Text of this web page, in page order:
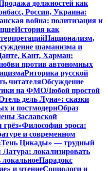
должностей как
Россия, Украина:
война: политизация и
История как
Национализм,
шаманизма и
Кант, Харман:
против автономных
Риторика русской
читателяОбсуждение
на ФМОЛюбой простой
дель Луна»: сказки
и постмодернОбраз
Заславской
Философия эроса:
и современном
Цикады» — трудный
локализировать
локальноеПарадокс
и чтениеСоциологи и